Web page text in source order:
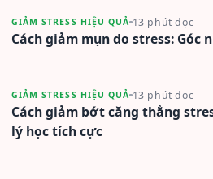
GIẢM STRESS HIỆU QUẢ 13 phút đọc
Cách giảm mụn do stress: Góc
GIẢM STRESS HIỆU QUẢ 13 phút đọc
Cách giảm bớt căng thẳng
lý học tích cực